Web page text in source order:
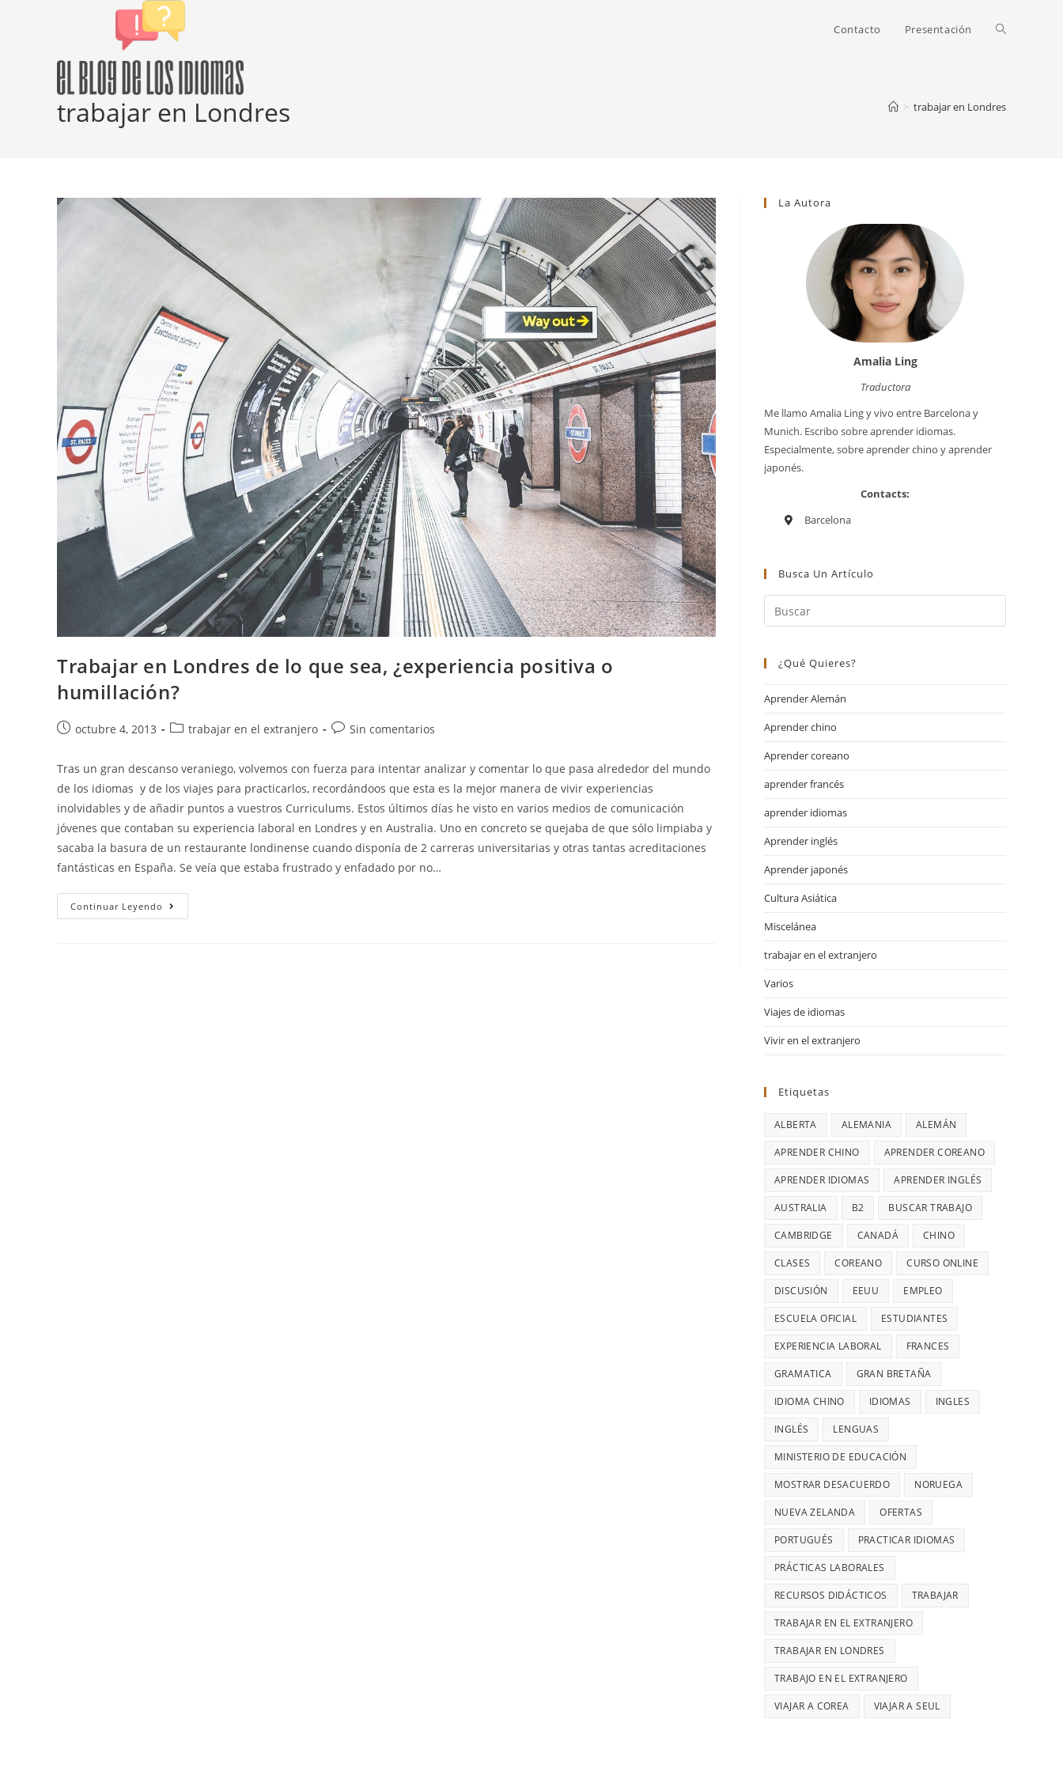
Contacto Presentación Alternar
trabajar en Londres > trabajar en Londres
Trabajar en Londres de lo que sea, ¿experiencia positiva o
humillación?
Publicación
la
entrada:
octubre 4, 2013
Categoría
entrada:
trabajar en el extranjero
Comentarios
entrada:
Sin comentarios
Tras un gran descanso veraniego, volvemos con fuerza para intentar analizar y comentar lo que pasa alrededor del mundo
de los idiomas y de los viajes para practicarlos, recordándoos que esta es la mejor manera de vivir experiencias
inolvidables y de añadir puntos a vuestros Curriculums. Estos últimos días he visto en varios medios de comunicación
jóvenes que contaban su experiencia laboral en Londres y en Australia. Uno en concreto se quejaba de que sólo limpiaba y
sacaba la basura de un restaurante londinense cuando disponía de 2 carreras universitarias y otras tantas acreditaciones
fantásticas en España. Se veía que estaba frustrado y enfadado por no…
Continuar Leyendo Trabajar
En
La Autora
Amalia Ling
Traductora
Me llamo Amalia Ling y vivo entre Barcelona y
Munich. Escribo sobre aprender idiomas.
Especialmente, sobre aprender chino y aprender
japonés.
Contacts:
Barcelona
Busca Un Artículo
¿Qué Quieres?
Aprender Alemán
Aprender chino
Aprender coreano
aprender francés
aprender idiomas
Aprender inglés
Aprender japonés
Cultura Asiática
Miscelánea
trabajar en el extranjero
Varios
Viajes de idiomas
Vivir en el extranjero
Etiquetas
ALBERTA ALEMANIA ALEMÁN
APRENDER CHINO APRENDER COREANO
APRENDER IDIOMAS APRENDER INGLÉS
AUSTRALIA B2 BUSCAR TRABAJO
CAMBRIDGE CANADÁ CHINO
CLASES COREANO CURSO ONLINE
DISCUSIÓN EEUU EMPLEO
ESCUELA OFICIAL ESTUDIANTES
EXPERIENCIA LABORAL FRANCES
GRAMATICA GRAN BRETAÑA
IDIOMA CHINO IDIOMAS INGLES
INGLÉS LENGUAS
MINISTERIO DE EDUCACIÓN
MOSTRAR DESACUERDO NORUEGA
NUEVA ZELANDA OFERTAS
PORTUGUÉS PRACTICAR IDIOMAS
PRÁCTICAS LABORALES
RECURSOS DIDÁCTICOS TRABAJAR
TRABAJAR EN EL EXTRANJERO
TRABAJAR EN LONDRES
TRABAJO EN EL EXTRANJERO
VIAJAR A COREA VIAJAR A SEUL